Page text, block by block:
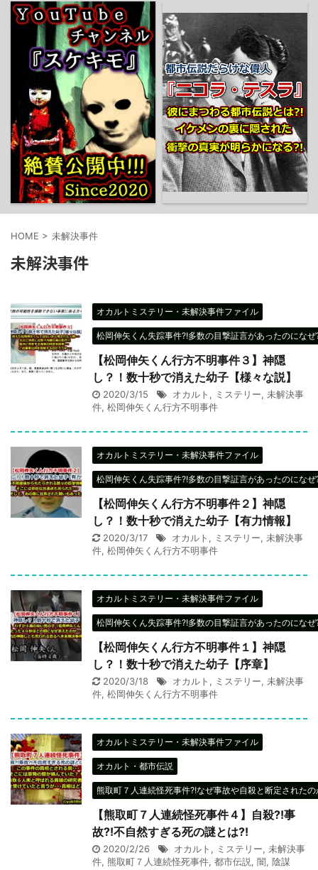
HOME > 未解決事件
未解決事件
オカルトミステリー・未解決事件ファイル
松岡伸矢くん失踪事件?!多数の目撃証言があったのにな
【松岡伸矢くん行方不明事件３】神隠
し？！数十秒で消えた幼子【様々な説】
2020/3/15 オカルト , ミステリー, 未解決事
件, 松岡伸矢くん行方不明事件
オカルトミステリー・未解決事件ファイル
松岡伸矢くん失踪事件?!多数の目撃証言があったのにな
【松岡伸矢くん行方不明事件２】神隠
し？！数十秒で消えた幼子【有力情報】
2020/3/17 オカルト , ミステリー, 未解決事
件, 松岡伸矢くん行方不明事件
オカルトミステリー・未解決事件ファイル
松岡伸矢くん失踪事件?!多数の目撃証言があったのにな
【松岡伸矢くん行方不明事件１】神隠
し？！数十秒で消えた幼子【序章】
2020/3/18 オカルト , ミステリー, 未解決事
件, 松岡伸矢くん行方不明事件
オカルトミステリー・未解決事件ファイル
オカルト・都市伝説
熊取町７人連続怪死事件?!なぜ事故や自殺と断定された
【熊取町７人連続怪死事件４】自殺?!事
故?!不自然すぎる死の謎とは?!
2020/2/26 オカルト , ミステリー, 未解決事
件, 熊取町７人連続怪死事件, 都市伝説, 闇, 陰謀